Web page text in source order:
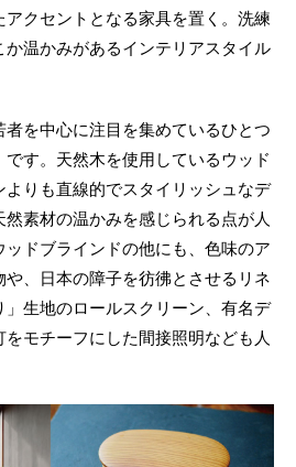
クセントとなる家具を置く。洗練
か温かみがあるインテリアスタイル
を中心に注目を集めているひとつ
す。天然木を使用しているウッド
よりも直線的でスタイリッシュなデ
素材の温かみを感じられる点が人
ドブラインドの他にも、色味のア
、日本の障子を彷彿とさせるリネ
」生地のロールスクリーン、有名デ
モチーフにした間接照明なども人